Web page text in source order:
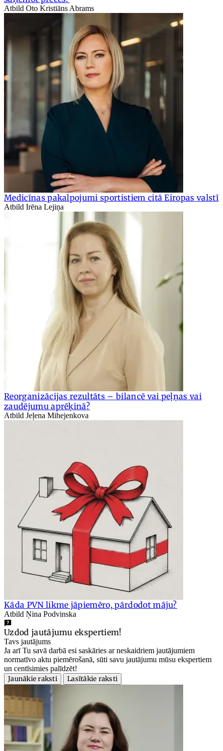
Atbild Oto Kristiāns Abrams
Medicīnas pakalpojumi sportistiem citā Eiropas valstī
Atbild Irēna Lejiņa
Reorganizācijas rezultāts – bilancē vai peļņas vai
zaudējumu aprēķinā?
Atbild Jeļena Mihejenkova
Kāda PVN likme jāpiemēro, pārdodot māju?
Atbild Ņina Podvinska
Uzdod jautājumu ekspertiem!
Tavs jautājums
Ja arī Tu savā darbā esi saskāries ar neskaidriem jautājumiem
normatīvo aktu piemērošanā, sūti savu jautājumu mūsu ekspertiem
un centīsimies palīdzēt!
Jaunākie raksti
Lasītākie raksti